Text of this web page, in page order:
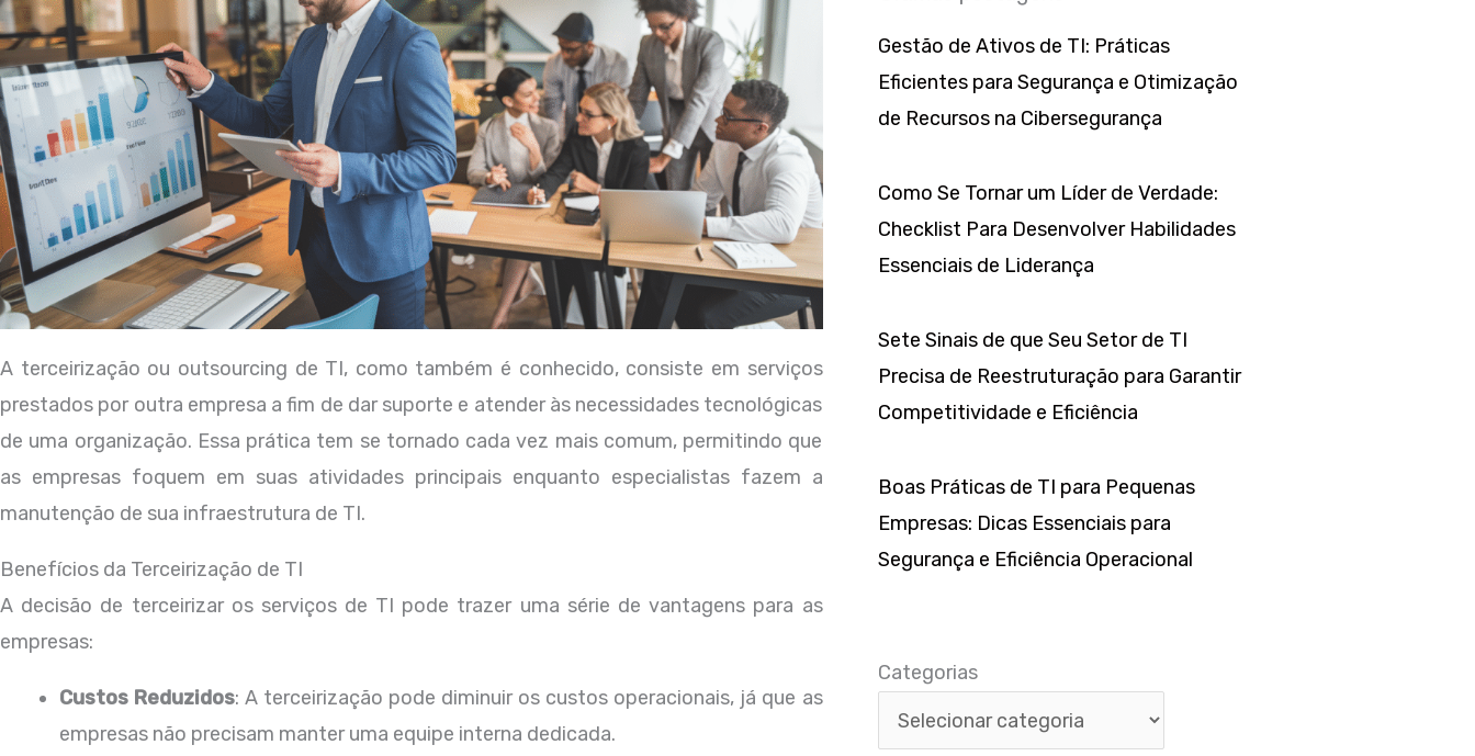
A terceirização ou outsourcing de TI, como também é conhecido, consiste em serviços
prestados por outra empresa a fim de dar suporte e atender às necessidades tecnológicas
de uma organização. Essa prática tem se tornado cada vez mais comum, permitindo que
as empresas foquem em suas atividades principais enquanto especialistas fazem a
manutenção de sua infraestrutura de TI.
Benefícios da Terceirização de TI
A decisão de terceirizar os serviços de TI pode trazer uma série de vantagens para as
empresas:
Custos Reduzidos: A terceirização pode diminuir os custos operacionais, já que as
empresas não precisam manter uma equipe interna dedicada.
Gestão de Ativos de TI: Práticas
Eficientes para Segurança e Otimização
de Recursos na Cibersegurança
Como Se Tornar um Líder de Verdade:
Checklist Para Desenvolver Habilidades
Essenciais de Liderança
Sete Sinais de que Seu Setor de TI
Precisa de Reestruturação para Garantir
Competitividade e Eficiência
Boas Práticas de TI para Pequenas
Empresas: Dicas Essenciais para
Segurança e Eficiência Operacional
Categorias